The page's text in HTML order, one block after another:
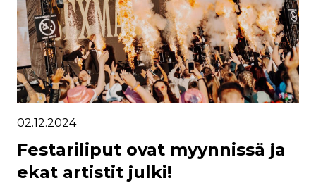
02.12.2024
Festariliput ovat myynnissä ja
ekat artistit julki!